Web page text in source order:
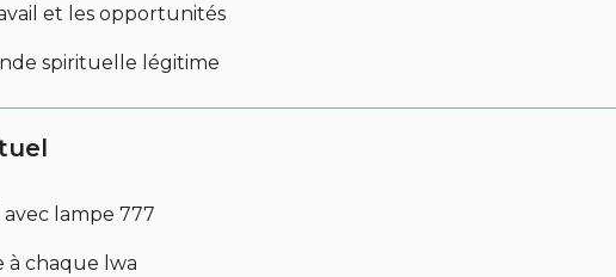
et les opportunités
spirituelle légitime
lampe 777
à chaque lwa